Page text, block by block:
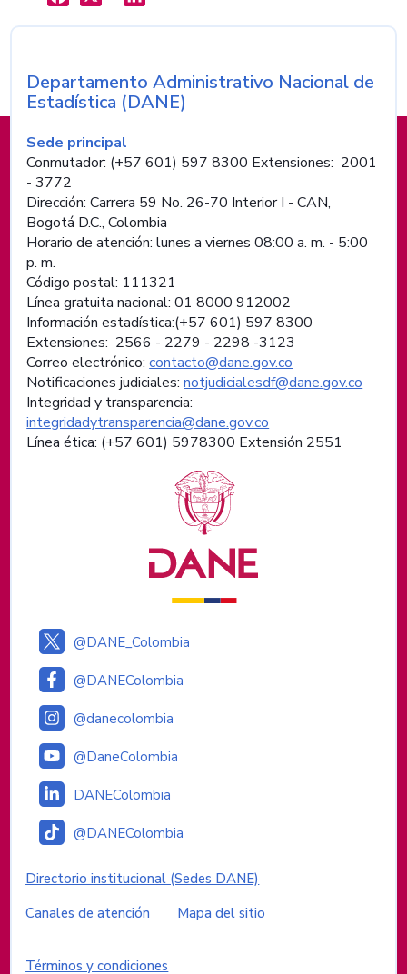
X LinkedIn
Información de pie de página
Nombre de la entidad
Departamento Administrativo Nacional de
Estadística (DANE)
Sede principal
Conmutador: (+57 601) 597 8300 Extensiones: 2001
- 3772
Dirección: Carrera 59 No. 26-70 Interior I - CAN,
Bogotá D.C., Colombia
Horario de atención: lunes a viernes 08:00 a. m. - 5:00
p. m.
Código postal: 111321
Línea gratuita nacional: 01 8000 912002
Información estadística:(+57 601) 597 8300
Extensiones: 2566 - 2279 - 2298 -3123
Correo electrónico:contacto@dane.gov.co
Notificaciones judiciales:notjudicialesdf@dane.gov.co
Integridad y transparencia:
integridadytransparencia@dane.gov.co
Línea ética: (+57 601) 5978300 Extensión 2551
Logos institucionales
@DANE_Colombia
@DANEColombia
@danecolombia
@DaneColombia
DANEColombia
@DANEColombia
Enlaces institucionales
Directorio institucional (Sedes DANE)
Canales de atención
Mapa del sitio
Enlaces del sitio
Términos y condiciones